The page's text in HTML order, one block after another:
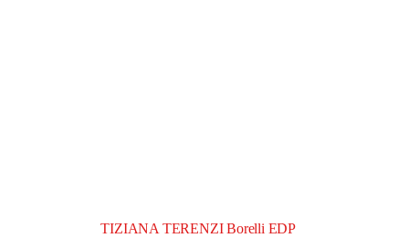
TIZIANA TERENZI Borelli EDP